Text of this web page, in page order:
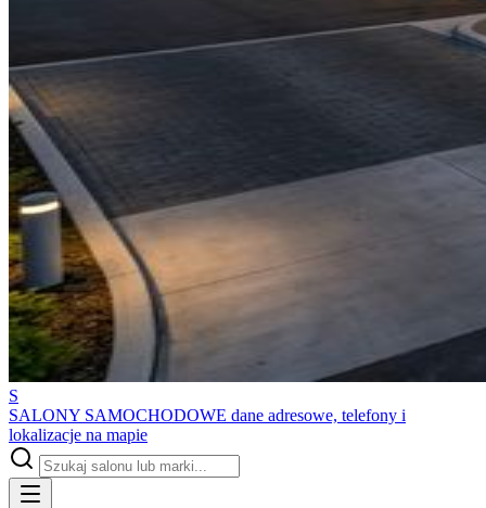
S
SALONY SAMOCHODOWE dane adresowe, telefony i
lokalizacje na mapie